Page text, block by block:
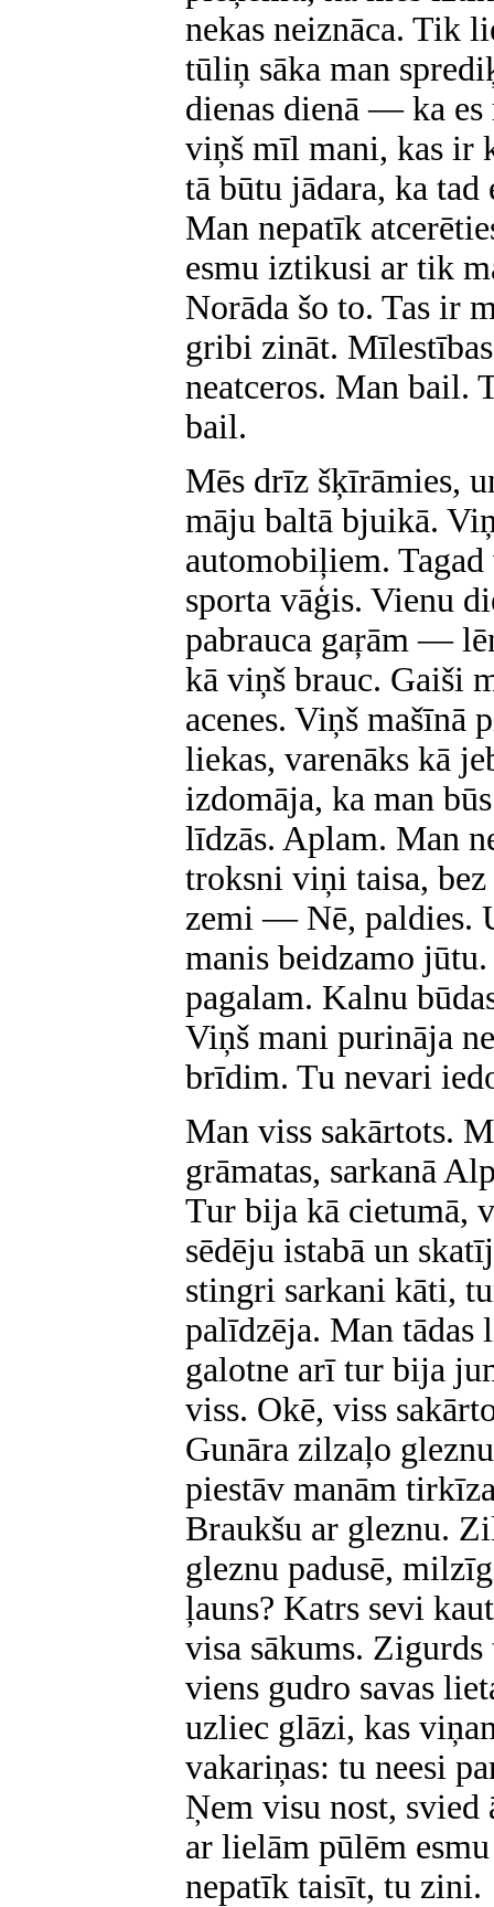
nekas neiznāca. Tik
tūliņ sāka man
dienas dienā — ka
viņš mīl mani, kas ir
tā būtu jādara, ka
Man nepatīk
esmu iztikusi ar tik
Norāda šo to. Tas ir
gribi zināt.
neatceros. Man bail.
bail.
Mēs drīz šķīrāmies,
māju baltā bjuikā.
automobiļiem.
sporta vāģis. Vienu
pabrauca gaŗām —
kā viņš brauc. Gaiši
acenes. Viņš mašīnā
liekas, varenāks kā
izdomāja, ka man
līdzās. Aplam. Man
troksni viņi taisa,
zemi — Nē, paldies.
manis beidzamo
pagalam. Kalnu
Viņš mani purināja
brīdim. Tu nevari
Man viss sakārtots.
grāmatas, sarkanā
Tur bija kā cietumā,
sēdēju istabā un
stingri sarkani kāti,
palīdzēja. Man tādas
galotne arī tur bija
viss. Okē, viss
Gunāra zilzaļo
piestāv manām
Braukšu ar gleznu.
gleznu padusē,
ļauns? Katrs sevi
visa sākums.
viens gudro savas
uzliec glāzi, kas
vakariņas: tu neesi
Ņem visu nost, svied
ar lielām pūlēm
nepatīk taisīt, tu zini.